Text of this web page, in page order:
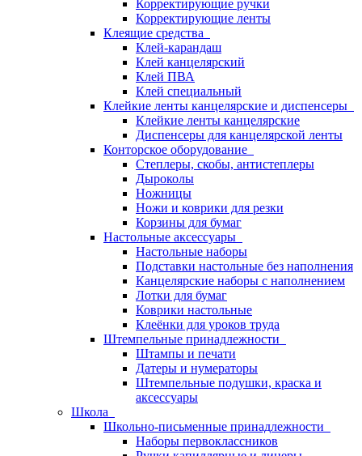
Корректирующие ручки
Корректирующие ленты
Клеящие средства
Клей-карандаш
Клей канцелярский
Клей ПВА
Клей специальный
Клейкие ленты канцелярские и диспенсеры
Клейкие ленты канцелярские
Диспенсеры для канцелярской ленты
Конторское оборудование
Степлеры, скобы, антистеплеры
Дыроколы
Ножницы
Ножи и коврики для резки
Корзины для бумаг
Настольные аксессуары
Настольные наборы
Подставки настольные без наполнения
Канцелярские наборы с наполнением
Лотки для бумаг
Коврики настольные
Клеёнки для уроков труда
Штемпельные принадлежности
Штампы и печати
Датеры и нумераторы
Штемпельные подушки, краска и
аксессуары
Школа
Школьно-письменные принадлежности
Наборы первоклассников